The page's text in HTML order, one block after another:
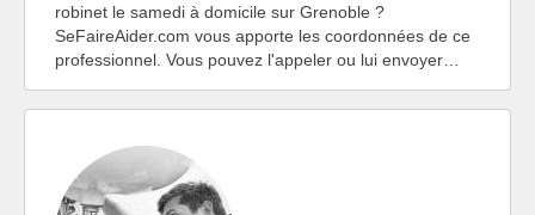
robinet le samedi à domicile sur Grenoble ?
SeFaireAider.com vous apporte les coordonnées de ce
professionnel. Vous pouvez l'appeler ou lui envoyer…